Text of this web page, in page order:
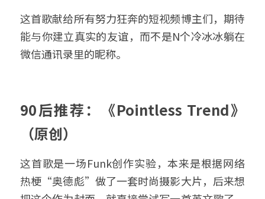
这首歌献给所有努力狂奔的短视频博主们，期待
能与你建立真实的友谊，而不是N个冷冰冰躺在
微信通讯录里的昵称。
90后推荐：《Pointless Trend》
（原创）
这首歌是一场Funk创作实验，本来是根据网络
热梗“奥德彪”做了一套时尚摄影大片，后来想